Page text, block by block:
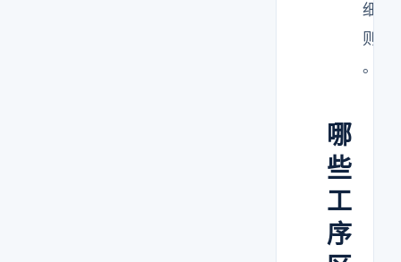
细
则
。
哪
些
工
序